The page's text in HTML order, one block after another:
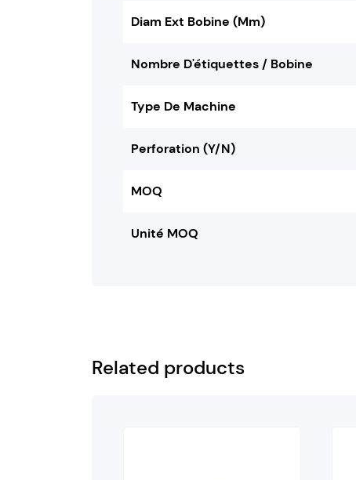
Diam Ext Bobine (mm)
Nombre D'étiquettes / Bobine
Type De Machine
Perforation (Y/N)
MOQ
Unité MOQ
Related products